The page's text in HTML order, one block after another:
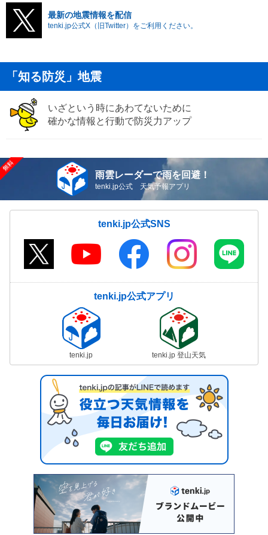
最新の地震情報を配信
tenki.jp公式X（旧Twitter）をご利用ください。
「知る防災」地震
いざという時にあわてないために
確かな情報と行動で防災力アップ
雨雲レーダーで雨を回避！
tenki.jp公式 天気予報アプリ
tenki.jp公式SNS
tenki.jp公式アプリ
tenki.jp tenki.jp 登山天気